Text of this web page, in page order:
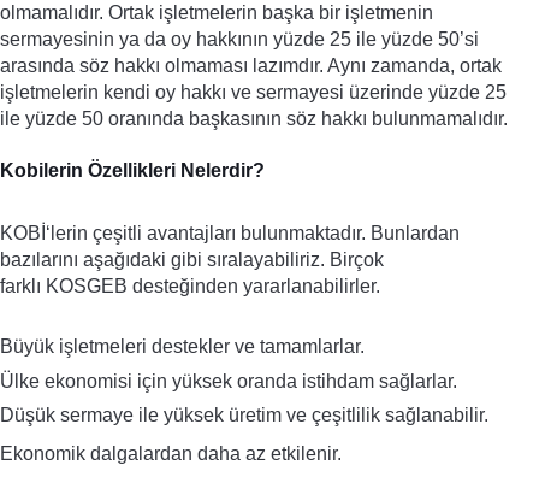
olmamalıdır. Ortak işletmelerin başka bir işletmenin
sermayesinin ya da oy hakkının yüzde 25 ile yüzde 50’si
arasında söz hakkı olmaması lazımdır. Aynı zamanda, ortak
işletmelerin kendi oy hakkı ve sermayesi üzerinde yüzde 25
ile yüzde 50 oranında başkasının söz hakkı bulunmamalıdır.
Kobilerin Özellikleri Nelerdir?
KOBİ‘lerin çeşitli avantajları bulunmaktadır. Bunlardan
bazılarını aşağıdaki gibi sıralayabiliriz. Birçok
farklı KOSGEB desteğinden yararlanabilirler.
Büyük işletmeleri destekler ve tamamlarlar.
Ülke ekonomisi için yüksek oranda istihdam sağlarlar.
Düşük sermaye ile yüksek üretim ve çeşitlilik sağlanabilir.
Ekonomik dalgalardan daha az etkilenir.